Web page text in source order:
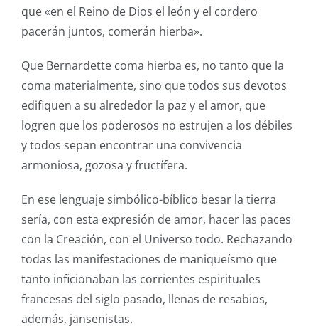
que «en el Reino de Dios el león y el cordero
pacerán juntos, comerán hierba».
Que Bernardette coma hierba es, no tanto que la
coma materialmente, sino que todos sus devotos
edifiquen a su alrededor la paz y el amor, que
logren que los poderosos no estrujen a los débiles
y todos sepan encontrar una convivencia
armoniosa, gozosa y fructífera.
En ese lenguaje simbólico-bíblico besar la tierra
sería, con esta expresión de amor, hacer las paces
con la Creación, con el Universo todo. Rechazando
todas las manifestaciones de maniqueísmo que
tanto inficionaban las corrientes espirituales
francesas del siglo pasado, llenas de resabios,
además, jansenistas.